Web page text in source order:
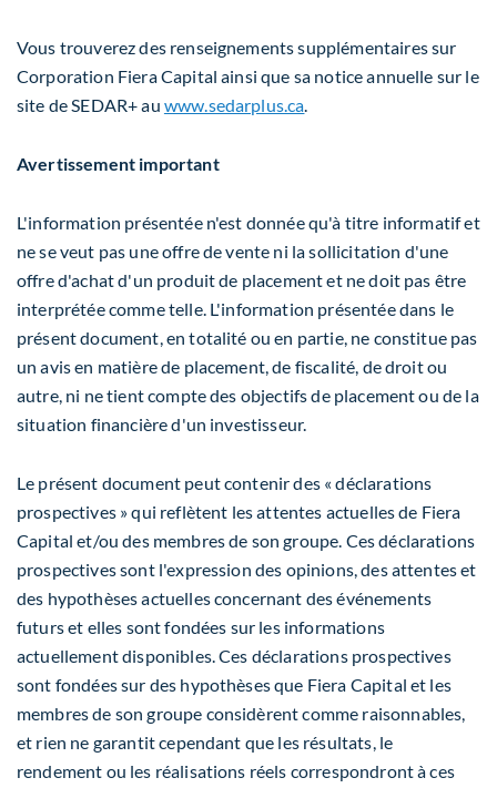
Vous trouverez des renseignements supplémentaires sur
Corporation Fiera Capital ainsi que sa notice annuelle sur le
site de SEDAR+ au www.sedarplus.ca.
Avertissement important
L'information présentée n'est donnée qu'à titre informatif et
ne se veut pas une offre de vente ni la sollicitation d'une
offre d'achat d'un produit de placement et ne doit pas être
interprétée comme telle. L'information présentée dans le
présent document, en totalité ou en partie, ne constitue pas
un avis en matière de placement, de fiscalité, de droit ou
autre, ni ne tient compte des objectifs de placement ou de la
situation financière d'un investisseur.
Le présent document peut contenir des « déclarations
prospectives » qui reflètent les attentes actuelles de Fiera
Capital et/ou des membres de son groupe. Ces déclarations
prospectives sont l'expression des opinions, des attentes et
des hypothèses actuelles concernant des événements
futurs et elles sont fondées sur les informations
actuellement disponibles. Ces déclarations prospectives
sont fondées sur des hypothèses que Fiera Capital et les
membres de son groupe considèrent comme raisonnables,
et rien ne garantit cependant que les résultats, le
rendement ou les réalisations réels correspondront à ces